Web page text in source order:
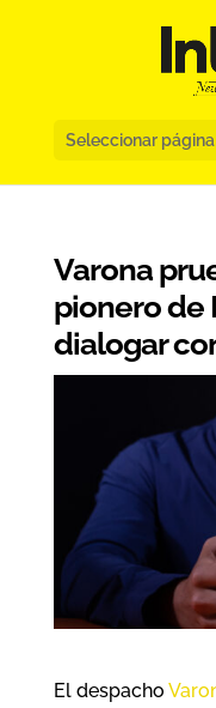
Seleccionar página
Varona
pionero de
dialogar
El despacho